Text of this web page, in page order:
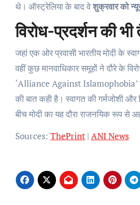
थे। ऑस्ट्रेलिया के बाद वेशुक्रवार को
विरोध-प्रदर्शन की भी
जहां एक ओर प्रवासी भारतीय मोदी के
वहीं कुछ मानवाधिकार समूहों ने दौरे के
‘Alliance Against Islamophobia’
की बात कही है। स्वागत की गर्मजोशी
बीच मोदी का यह दौरा राजनयिक रूप से
Sources: ThePrint| ANI News